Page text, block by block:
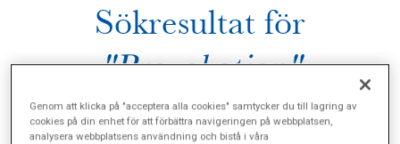
Sökresultat för
"Provokation"
Genom att klicka på "acceptera alla cookies" samtycker du till lagring av
cookies på din enhet för att förbättra navigeringen på webbplatsen,
analysera webbplatsens användning och bistå i våra